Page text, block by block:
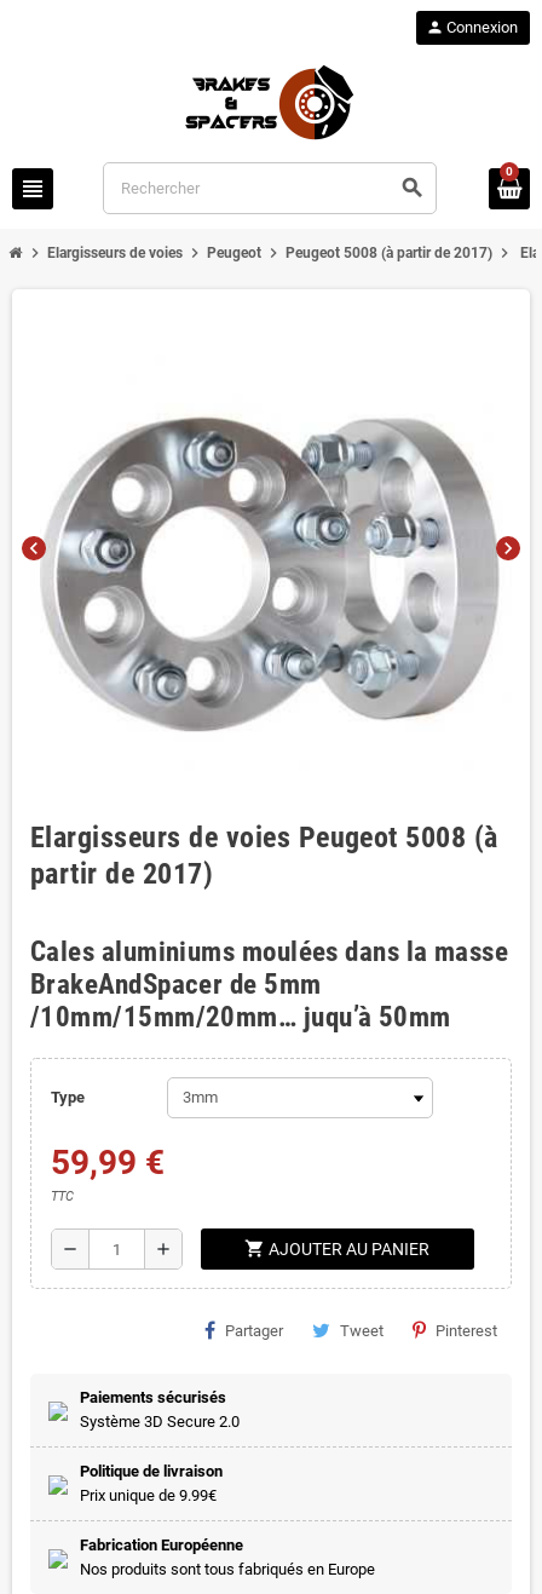
view_headline search
person Connexion
0
chevron_right Elargisseurs de voies chevron_right Peugeot chevron_right Peugeot 5008 (à partir de 2017) chevron_right
chevron_left chevron_right
Elargisseurs de voies Peugeot 5008 (à
partir de 2017)
Cales aluminiums moulées dans la masse
BrakeAndSpacer de 5mm
/10mm/15mm/20mm… juqu’à 50mm
Type
59,99 €
TTC
remove add shopping_cart AJOUTER AU PANIER
Partager Tweet Pinterest
Paiements sécurisés
Système 3D Secure 2.0
Politique de livraison
Prix unique de 9.99€
Fabrication Européenne
Nos produits sont tous fabriqués en Europe